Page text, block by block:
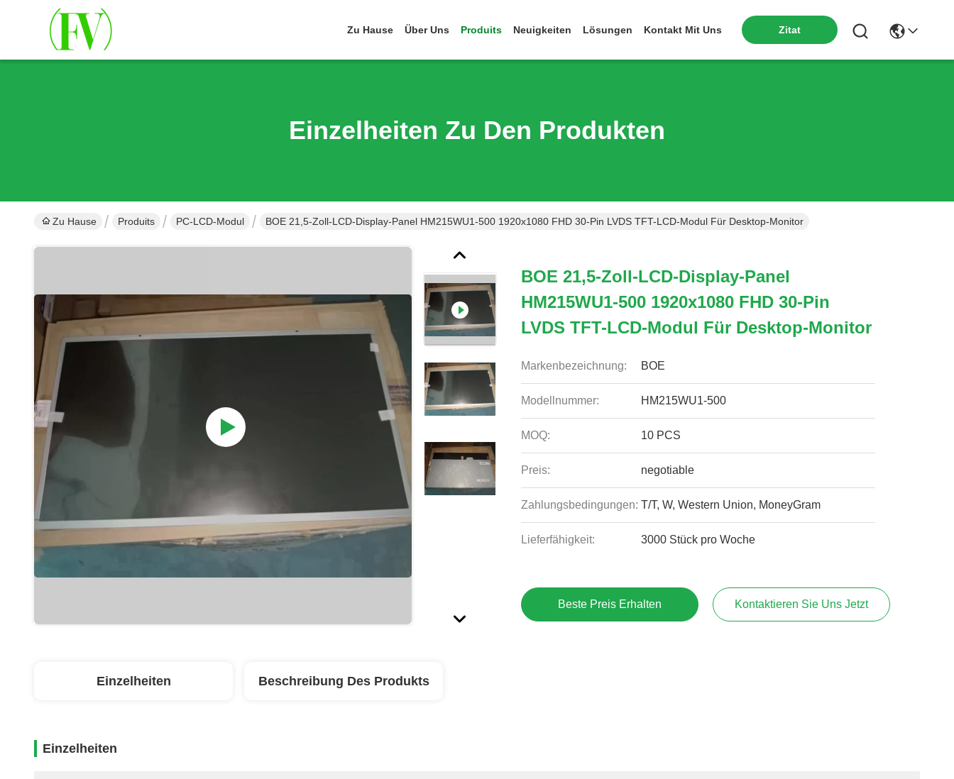
Zu Hause Über Uns Produits Neuigkeiten Lösungen Kontakt Mit Uns Zitat
Einzelheiten Zu Den Produkten
Zu Hause Produits PC-LCD-Modul BOE 21,5-Zoll-LCD-Display-Panel HM215WU1-500 1920x1080 FHD 30-Pin LVDS TFT-LCD-Modul Für Desktop-Monitor
BOE 21,5-Zoll-LCD-Display-Panel
HM215WU1-500 1920x1080 FHD 30-Pin
LVDS TFT-LCD-Modul Für Desktop-Monitor
Markenbezeichnung: BOE
Modellnummer: HM215WU1-500
MOQ: 10 PCS
Preis: negotiable
Zahlungsbedingungen: T/T, W, Western Union, MoneyGram
Lieferfähigkeit: 3000 Stück pro Woche
Beste Preis Erhalten Kontaktieren Sie Uns Jetzt
Einzelheiten Beschreibung Des Produkts
Einzelheiten